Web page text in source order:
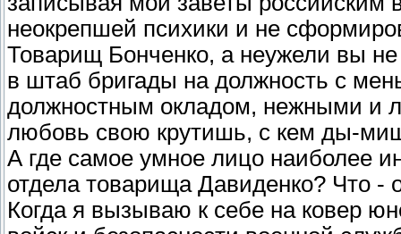
неокрепшей психики и не
Товарищ Бонченко, а неужели вы
в штаб бригады на должность с
должностным окладом, нежными и
любовь свою крутишь, с кем ды-
А где самое умное лицо наиболее
отдела товарища Давиденко? Что -
Когда я вызываю к себе на ковер